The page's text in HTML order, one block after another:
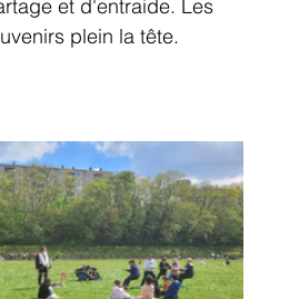
et d'entraide. Les
plein la tête.